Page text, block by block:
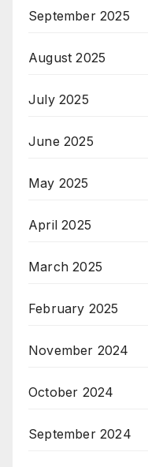
September 2025
August 2025
July 2025
June 2025
May 2025
April 2025
March 2025
February 2025
November 2024
October 2024
September 2024